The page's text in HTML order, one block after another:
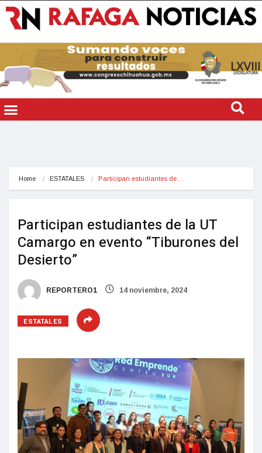
Home ESTATALES Participan estudiantes de…
Participan estudiantes de la UT
Camargo en evento “Tiburones del
Desierto”
REPORTERO1 14 noviembre, 2024
ESTATALES